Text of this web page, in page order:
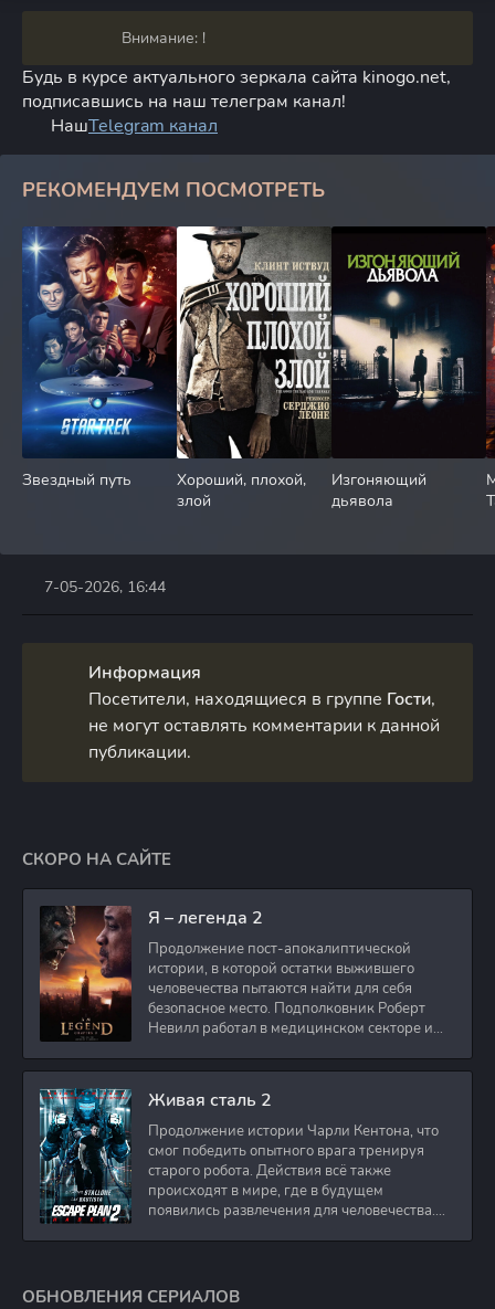
Внимание: !
Будь в курсе актуального зеркала сайта kinogo.net,
подписавшись на наш телеграм канал!
НашTelegram канал
РЕКОМЕНДУЕМ ПОСМОТРЕТЬ
Звездный путь
Хороший, плохой,
злой
Изгоняющий
дьявола
7-05-2026, 16:44
Информация
Посетители, находящиеся в группе Гости,
не могут оставлять комментарии к данной
публикации.
СКОРО НА САЙТЕ
Я – легенда 2
Продолжение пост-апокалиптической
истории, в которой остатки выжившего
человечества пытаются найти для себя
безопасное место. Подполковник Роберт
Невилл работал в медицинском секторе и
Живая сталь 2
Продолжение истории Чарли Кентона, что
смог победить опытного врага тренируя
старого робота. Действия всё также
происходят в мире, где в будущем
появились развлечения для человечества.
ОБНОВЛЕНИЯ СЕРИАЛОВ